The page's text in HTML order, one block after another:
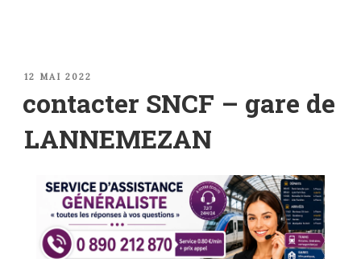
PUBLIÉ
12 MAI 2022
contacter SNCF – gare de
LANNEMEZAN